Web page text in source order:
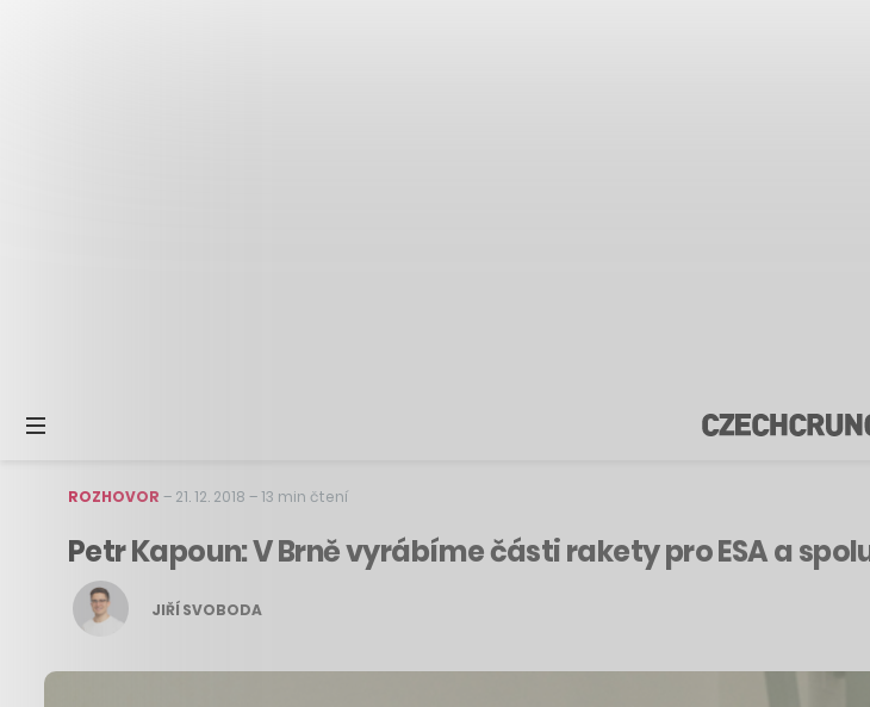
ROZHOVOR – 21. 12. 2018 –13 min čtení
Petr Kapoun: V Brně vyrábíme části rakety pro ESA a
JIŘÍ SVOBODA